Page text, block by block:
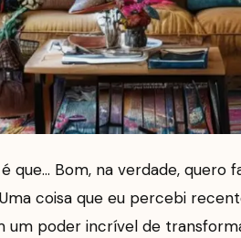
que… Bom, na verdade, quero
coisa que eu percebi
um poder incrível de